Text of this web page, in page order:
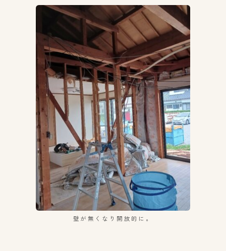
壁が無くなり開放的に。